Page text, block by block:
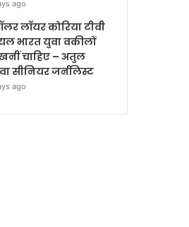
ago
लॉयर कोरिया टीवी
भारत युवा वकीलों
चाहिए – अतुल
सीनियर जर्नलिस्ट
ago